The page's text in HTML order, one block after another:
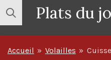
Passer
au
contenu
principal
Plats du
Accueil » Volailles »